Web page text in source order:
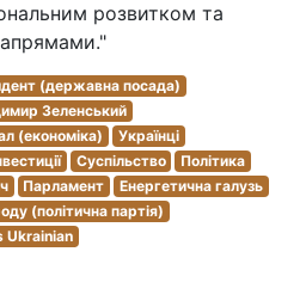
розвитком та
(державна посада)
Зеленський
(економіка)
Українці
Суспільство
Політика
Парламент
Енергетична галузь
(політична партія)
Ukrainian